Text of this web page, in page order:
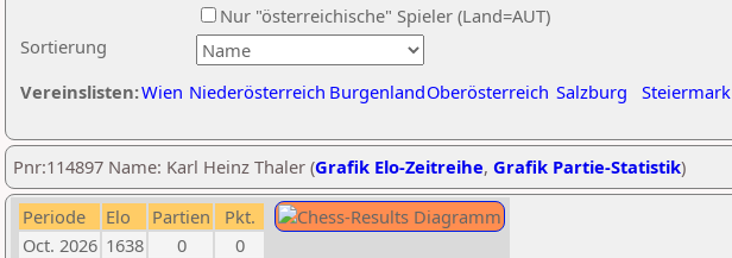
Sortierung
Nur "österreichische" Spieler (Land=AUT)
Vereinslisten:Wien Niederösterreich BurgenlandOberösterreich Salzburg Steiermark
Pnr:114897 Name: Karl Heinz Thaler (Grafik Elo-Zeitreihe, Grafik Partie-Statistik)
Periode Elo Partien
Pkt.
Oct. 2026 1638 0
0